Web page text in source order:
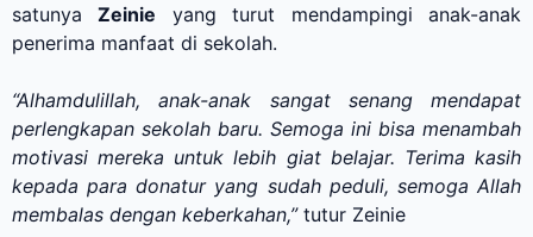
satunyaZeinie yang turut mendampingi anak-anak
penerima manfaat di sekolah.
“Alhamdulillah, anak-anak sangat senang mendapat
perlengkapan sekolah baru. Semoga ini bisa menambah
motivasi mereka untuk lebih giat belajar. Terima kasih
kepada para donatur yang sudah peduli, semoga Allah
membalas dengan keberkahan,”tutur Zeinie